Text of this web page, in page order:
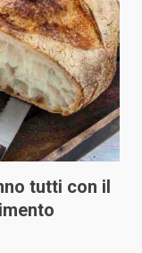
tutti con il